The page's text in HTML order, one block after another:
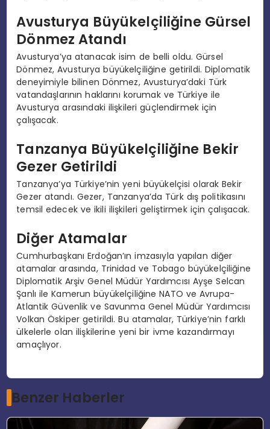
Avusturya Büyükelçiliğine Gürsel
Dönmez Atandı
Avusturya’ya atanacak isim de belli oldu. Gürsel
Dönmez, Avusturya büyükelçiliğine getirildi. Diplomatik
deneyimiyle bilinen Dönmez, Avusturya’daki Türk
vatandaşlarının haklarını korumak ve Türkiye ile
Avusturya arasındaki ilişkileri güçlendirmek için
çalışacak.
Tanzanya Büyükelçiliğine Bekir
Gezer Getirildi
Tanzanya’ya Türkiye’nin yeni büyükelçisi olarak Bekir
Gezer atandı. Gezer, Tanzanya’da Türk dış politikasını
temsil edecek ve ikili ilişkileri geliştirmek için çalışacak.
Diğer Atamalar
Cumhurbaşkanı Erdoğan’ın imzasıyla yapılan diğer
atamalar arasında, Trinidad ve Tobago büyükelçiliğine
Diplomatik Arşiv Genel Müdür Yardımcısı Ayşe Selcan
Şanlı ile Kamerun büyükelçiliğine NATO ve Avrupa-
Atlantik Güvenlik ve Savunma Genel Müdür Yardımcısı
Volkan Öskiper getirildi. Bu atamalar, Türkiye’nin farklı
ülkelerle olan ilişkilerine yeni bir ivme kazandırmayı
amaçlıyor.
Benzer Haberler